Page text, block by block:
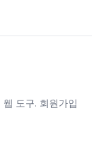
도구. 회원가입